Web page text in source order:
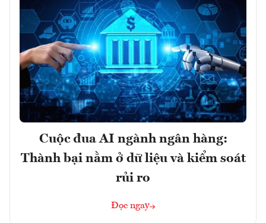
Cuộc đua AI ngành ngân hàng:
Thành bại nằm ở dữ liệu và kiểm soát
rủi ro
Đọc ngay